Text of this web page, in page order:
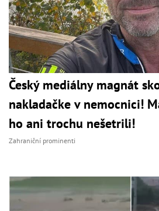
Český mediálny magnát
nakladačke v nemocnici!
ho ani trochu nešetrili!
Zahraniční prominenti